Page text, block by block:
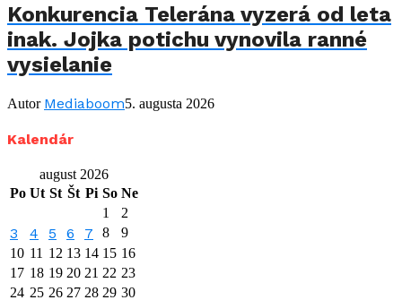
Konkurencia Telerána vyzerá od leta
inak. Jojka potichu vynovila ranné
vysielanie
Autor Mediaboom5. augusta 2026
Kalendár
august 2026
Po Ut St Št Pi So Ne
1
2
3 4 5 6 7 8
9
10 11 12 13 14 15 16
17 18 19 20 21 22 23
24 25 26 27 28 29 30